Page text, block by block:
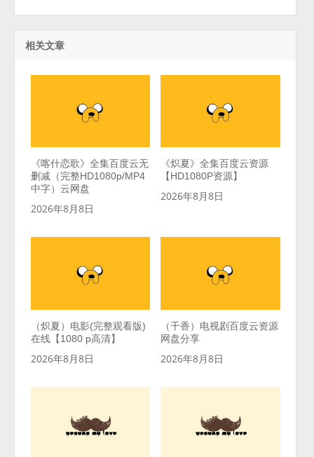
相关文章
《喀什恋歌》全集百度云无
删减（完整HD1080p/MP4
中字）云网盘
2026年8月8日
《炽夏》全集百度云资源
【HD1080P资源】
2026年8月8日
（炽夏）电影(完整观看版)
在线【1080 p高清】
2026年8月8日
（千香）电视剧百度云资源
网盘分享
2026年8月8日